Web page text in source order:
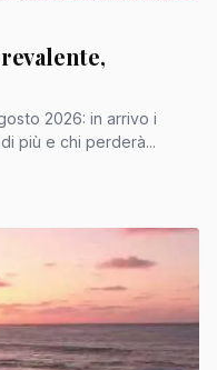
2026: in arrivo i
più e chi perderà...